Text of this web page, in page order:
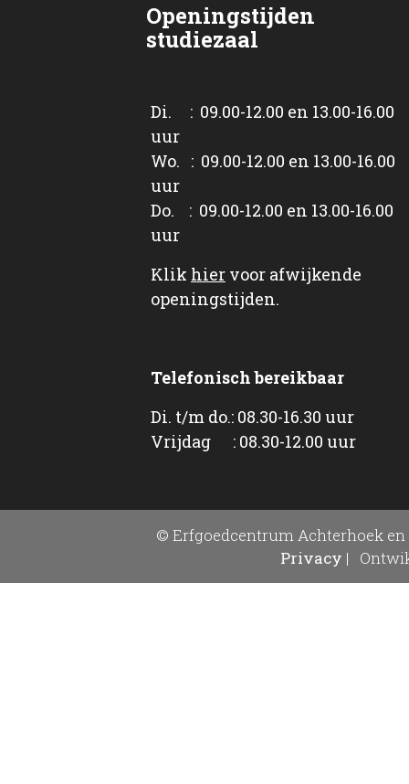
Openingstijden
studiezaal
Di. : 09.00-12.00 en 13.00-16.00
uur
Wo. : 09.00-12.00 en 13.00-16.00
uur
Do. : 09.00-12.00 en 13.00-16.00
uur
Klik hier voor afwijkende
openingstijden.
Telefonisch bereikbaar
Di. t/m do.: 08.30-16.30 uur
Vrijdag : 08.30-12.00 uur
© Erfgoedcentrum Achterhoek en
Privacy |